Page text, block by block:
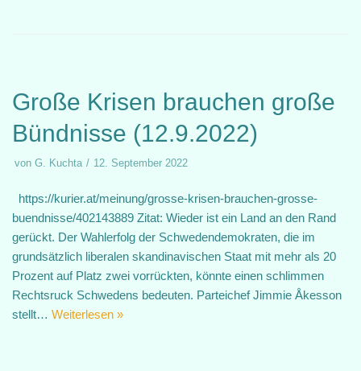
Große Krisen brauchen große
Bündnisse (12.9.2022)
von G. Kuchta 12. September 2022
https://kurier.at/meinung/grosse-krisen-brauchen-grosse-
buendnisse/402143889 Zitat: Wieder ist ein Land an den Rand
gerückt. Der Wahlerfolg der Schwedendemokraten, die im
grundsätzlich liberalen skandinavischen Staat mit mehr als 20
Prozent auf Platz zwei vorrückten, könnte einen schlimmen
Rechtsruck Schwedens bedeuten. Parteichef Jimmie Åkesson
stellt… Weiterlesen »